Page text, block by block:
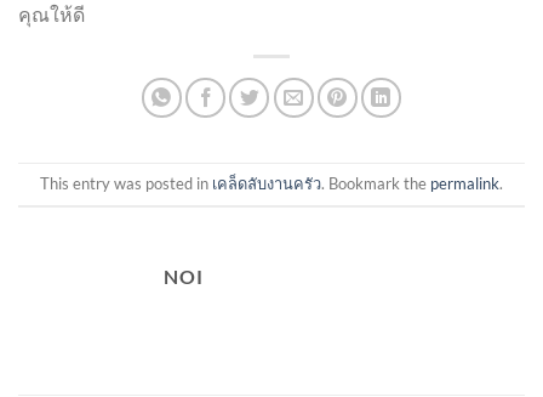
คุณให้ดี
This entry was posted in เคล็ดลับงานครัว. Bookmark the permalink.
NOI